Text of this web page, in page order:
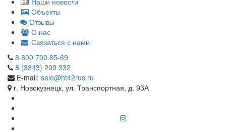
Объекты
Отзывы
О нас
Связаться с нами
8 800 700 85-69
8 (3843) 209 332
E-mail: sale@ht42rus.ru
г. Новокузнецк, ул. Транспортная, д. 93А